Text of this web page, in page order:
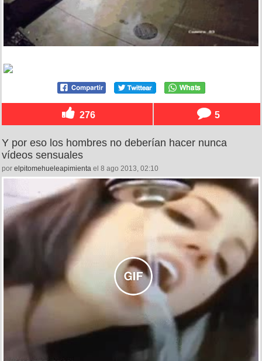
276 5
Y por eso los hombres no deberían hacer nunca
vídeos sensuales
por elpitomehueleapimienta el 8 ago 2013, 02:10